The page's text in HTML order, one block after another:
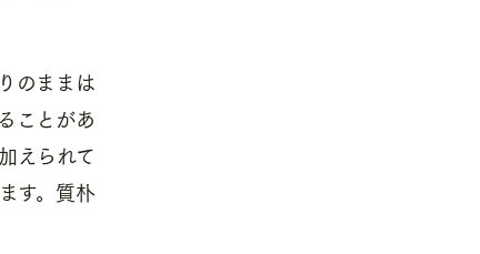
のままは
ことがあ
えられて
す。質朴